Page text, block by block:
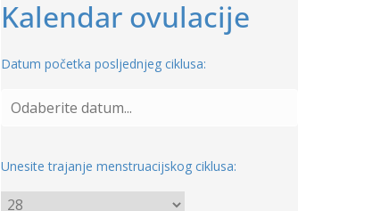
Kalendar ovulacije
Datum početka posljednjeg ciklusa:
Unesite trajanje menstruacijskog ciklusa: